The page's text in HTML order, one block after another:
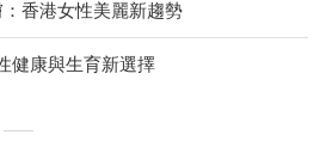
香港女性美麗新趨勢
健康與生育新選擇